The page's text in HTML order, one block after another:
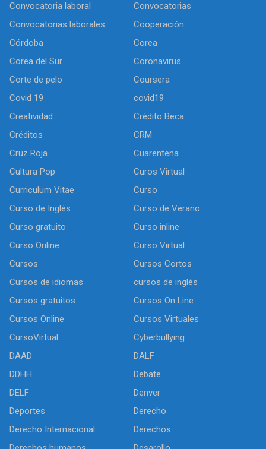
Convocatoria laboral
Convocatorias
Convocatorias laborales
Cooperación
Córdoba
Corea
Corea del Sur
Coronavirus
Corte de pelo
Coursera
Covid 19
covid19
Creatividad
Crédito Beca
Créditos
CRM
Cruz Roja
Cuarentena
Cultura Pop
Curos Virtual
Curriculum Vitae
Curso
Curso de Inglés
Curso de Verano
Curso gratuito
Curso inline
Curso Online
Curso Virtual
Cursos
Cursos Cortos
Cursos de idiomas
cursos de inglés
Cursos gratuitos
Cursos On Line
Cursos Online
Cursos Virtuales
CursoVirtual
Cyberbullying
DAAD
DALF
DDHH
Debate
DELF
Denver
Deportes
Derecho
Derecho Internacional
Derechos